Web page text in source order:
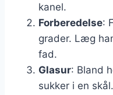
kanel.
Forberedelse:
grader. Læg
fad.
Glasur: Bland
sukker i en